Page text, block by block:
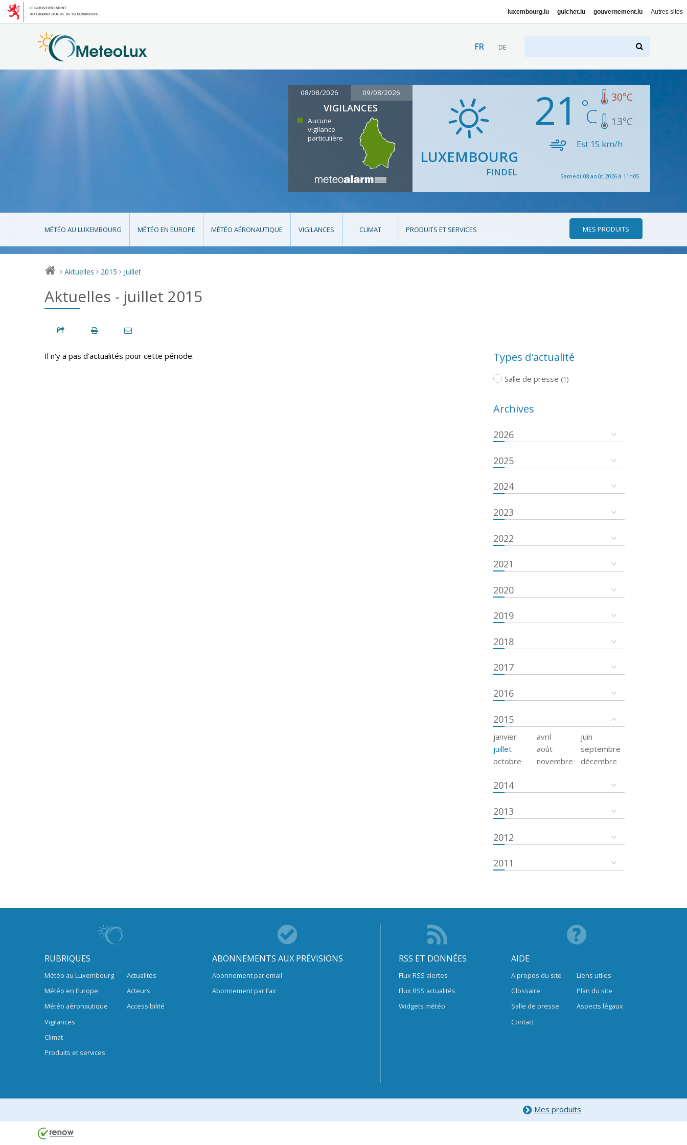
luxembourg.lu guichet.lu gouvernement.lu Autres sites
FR DE
08/08/2026 09/08/2026
VIGILANCES
Aucune
vigilance
particulière
LUXEMBOURG
FINDEL
21 30°C
13°C
Est15 km/h
Samedi 08 août 2026 à 11h05
MÉTÉO AU LUXEMBOURG MÉTÉO EN EUROPE MÉTÉO AÉRONAUTIQUE VIGILANCES CLIMAT PRODUITS ET SERVICES MES PRODUITS
> Aktuelles > 2015 > Juillet
Aktuelles - juillet 2015
Il n'y a pas d'actualités pour cette période. Types d'actualité
Salle de presse (1)
Archives
2026
2025
2024
2023
2022
2021
2020
2019
2018
2017
2016
2015
janvier avril
juin
juillet
août
septembre
octobre
novembre décembre
2014
2013
2012
2011
RUBRIQUES
Météo au Luxembourg
Météo en Europe
Météo aéronautique
Vigilances
Climat
Produits et services
Actualités
Acteurs
Accessibilité
ABONNEMENTS AUX PRÉVISIONS
Abonnement par email
Abonnement par Fax
RSS ET DONNÉES
Flux RSS alertes
Flux RSS actualités
Widgets météo
AIDE
A propos du site
Glossaire
Salle de presse
Contact
Liens utiles
Plan du site
Aspects légaux
Mes produits